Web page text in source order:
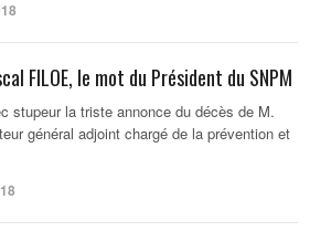
FILOE, le mot du Président du SNPM
stupeur la triste annonce du décès de M.
général adjoint chargé de la prévention et